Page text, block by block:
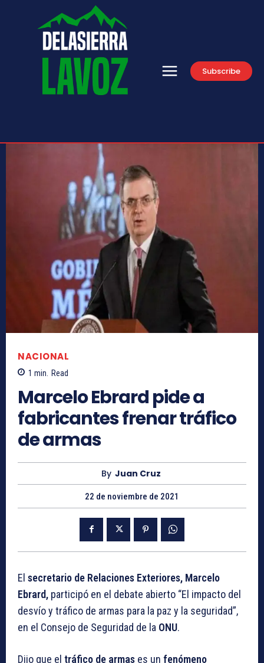
Subscribe
NACIONAL
1 min. Read
Marcelo Ebrard pide a
fabricantes frenar tráfico
de armas
By Juan Cruz
22 de noviembre de 2021
El secretario de Relaciones Exteriores, Marcelo
Ebrard, participó en el debate abierto “El impacto del
desvío y tráfico de armas para la paz y la seguridad”,
en el Consejo de Seguridad de la ONU.
Dijo que el tráfico de armas es un fenómeno